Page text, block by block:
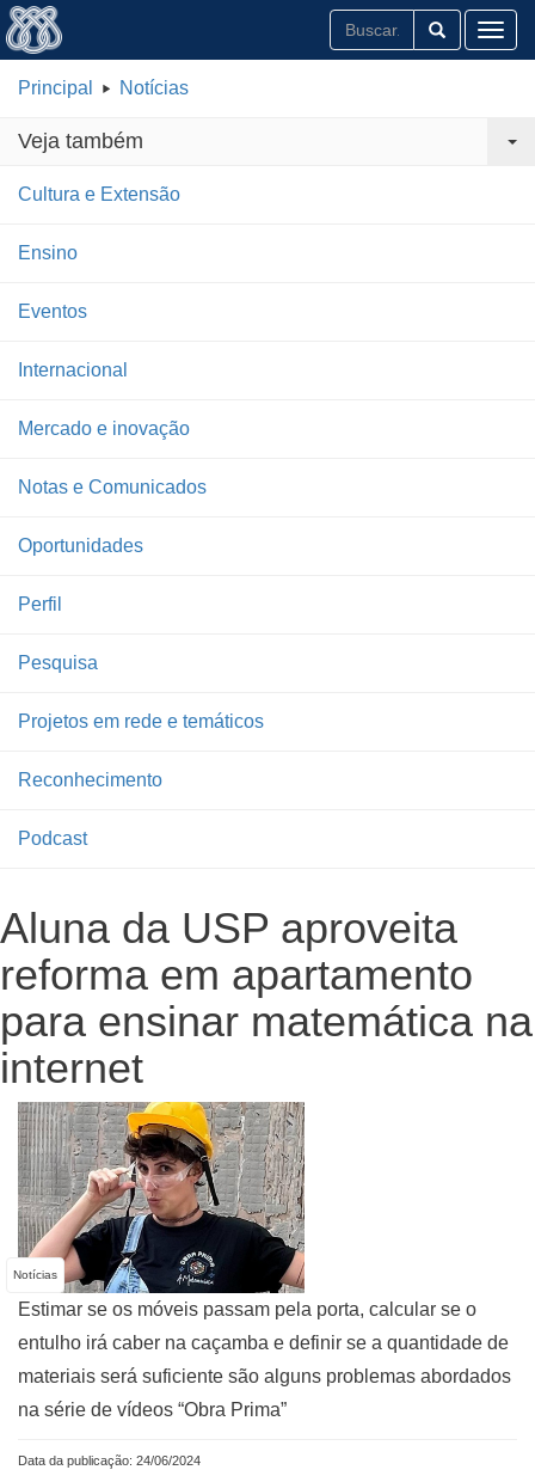
Principal Notícias
Veja também
Cultura e Extensão
Ensino
Eventos
Internacional
Mercado e inovação
Notas e Comunicados
Oportunidades
Perfil
Pesquisa
Projetos em rede e temáticos
Reconhecimento
Podcast
Aluna da USP aproveita
reforma em apartamento
para ensinar matemática na
internet
Notícias
Estimar se os móveis passam pela porta, calcular se o
entulho irá caber na caçamba e definir se a quantidade de
materiais será suficiente são alguns problemas abordados
na série de vídeos “Obra Prima”
Data da publicação: 24/06/2024